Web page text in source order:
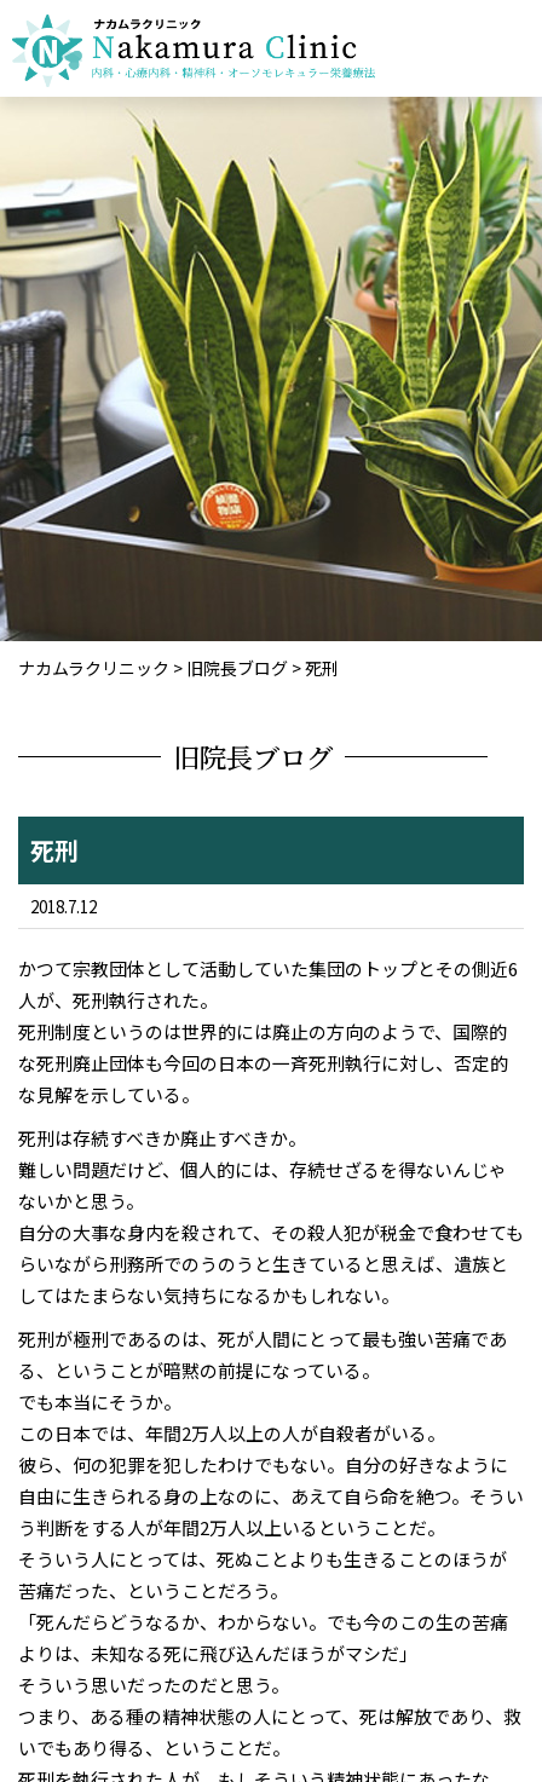
ナカムラクリニック > 旧院長ブログ >死刑
旧院長ブログ
死刑
2018.7.12
かつて宗教団体として活動していた集団のトップとその側近6
人が、死刑執行された。
死刑制度というのは世界的には廃止の方向のようで、国際的
な死刑廃止団体も今回の日本の一斉死刑執行に対し、否定的
な見解を示している。
死刑は存続すべきか廃止すべきか。
難しい問題だけど、個人的には、存続せざるを得ないんじゃ
ないかと思う。
自分の大事な身内を殺されて、その殺人犯が税金で食わせても
らいながら刑務所でのうのうと生きていると思えば、遺族と
してはたまらない気持ちになるかもしれない。
死刑が極刑であるのは、死が人間にとって最も強い苦痛であ
る、ということが暗黙の前提になっている。
でも本当にそうか。
この日本では、年間2万人以上の人が自殺者がいる。
彼ら、何の犯罪を犯したわけでもない。自分の好きなように
自由に生きられる身の上なのに、あえて自ら命を絶つ。そうい
う判断をする人が年間2万人以上いるということだ。
そういう人にとっては、死ぬことよりも生きることのほうが
苦痛だった、ということだろう。
「死んだらどうなるか、わからない。でも今のこの生の苦痛
よりは、未知なる死に飛び込んだほうがマシだ」
そういう思いだったのだと思う。
つまり、ある種の精神状態の人にとって、死は解放であり、救
いでもあり得る、ということだ。